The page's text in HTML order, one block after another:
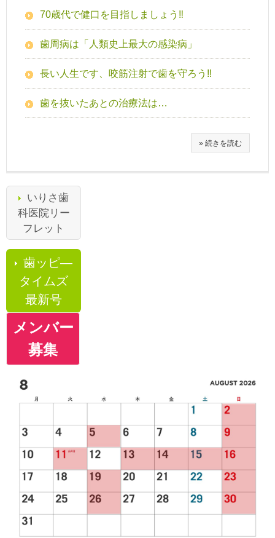
70歳代で健口を目指しましょう‼
歯周病は「人類史上最大の感染病」
長い人生です、咬筋注射で歯を守ろう‼
歯を抜いたあとの治療法は…
» 続きを読む
いりさ歯
科医院リー
フレット
歯ッピ―
タイムズ
最新号
メンバー
募集